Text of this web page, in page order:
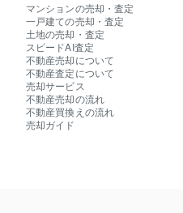
マンションの売却・査定
一戸建ての売却・査定
土地の売却・査定
スピードAI査定
不動産売却について
不動産査定について
売却サービス
不動産売却の流れ
不動産買換えの流れ
売却ガイド